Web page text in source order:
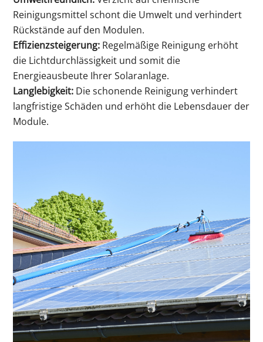
Reinigungsmittel schont die Umwelt und verhindert
Rückstände auf den Modulen.
Effizienzsteigerung: Regelmäßige Reinigung erhöht
die Lichtdurchlässigkeit und somit die
Energieausbeute Ihrer Solaranlage.
Langlebigkeit: Die schonende Reinigung verhindert
langfristige Schäden und erhöht die Lebensdauer der
Module.